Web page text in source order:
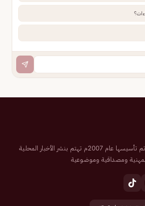
صحيفة إلكترونية سعودية تم تأسيسها عام 2007م تهتم بنشر الأخبار المحلية
بمهنية ومصداقية وموضوعية